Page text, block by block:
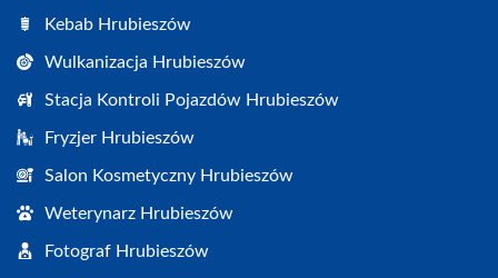
Kebab Hrubieszów
Wulkanizacja Hrubieszów
Stacja Kontroli Pojazdów Hrubieszów
Fryzjer Hrubieszów
Salon Kosmetyczny Hrubieszów
Weterynarz Hrubieszów
Fotograf Hrubieszów